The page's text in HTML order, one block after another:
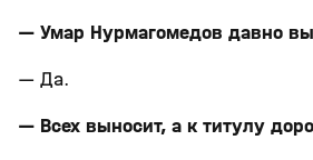
— Умар Нурмагомедов давно
— Да.
— Всех выносит, а к титулу